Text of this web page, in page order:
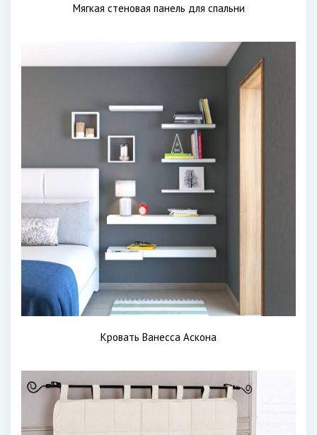
Мягкая стеновая панель для спальни
Кровать Ванесса Аскона